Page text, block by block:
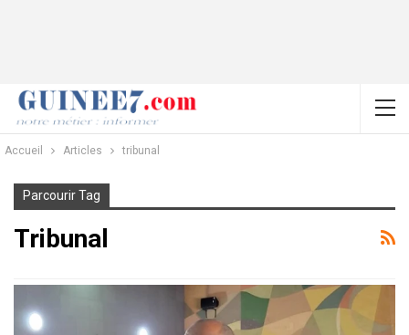
Accueil Articles tribunal
Parcourir Tag
Tribunal